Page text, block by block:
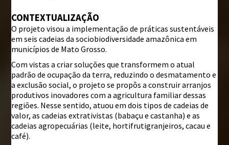
OpenStreetMap
i
CONTEXTUALIZAÇÃO
O projeto visou a implementação de práticas sustentáveis
em seis cadeias da sociobiodiversidade amazônica em
municípios de Mato Grosso.
Com vistas a criar soluções que transformem o atual
padrão de ocupação da terra, reduzindo o desmatamento e
a exclusão social, o projeto se propôs a construir arranjos
produtivos inovadores com a agricultura familiar dessas
regiões. Nesse sentido, atuou em dois tipos de cadeias de
valor, as cadeias extrativistas (babaçu e castanha) e as
cadeias agropecuárias (leite, hortifrutigranjeiros, cacau e
café).